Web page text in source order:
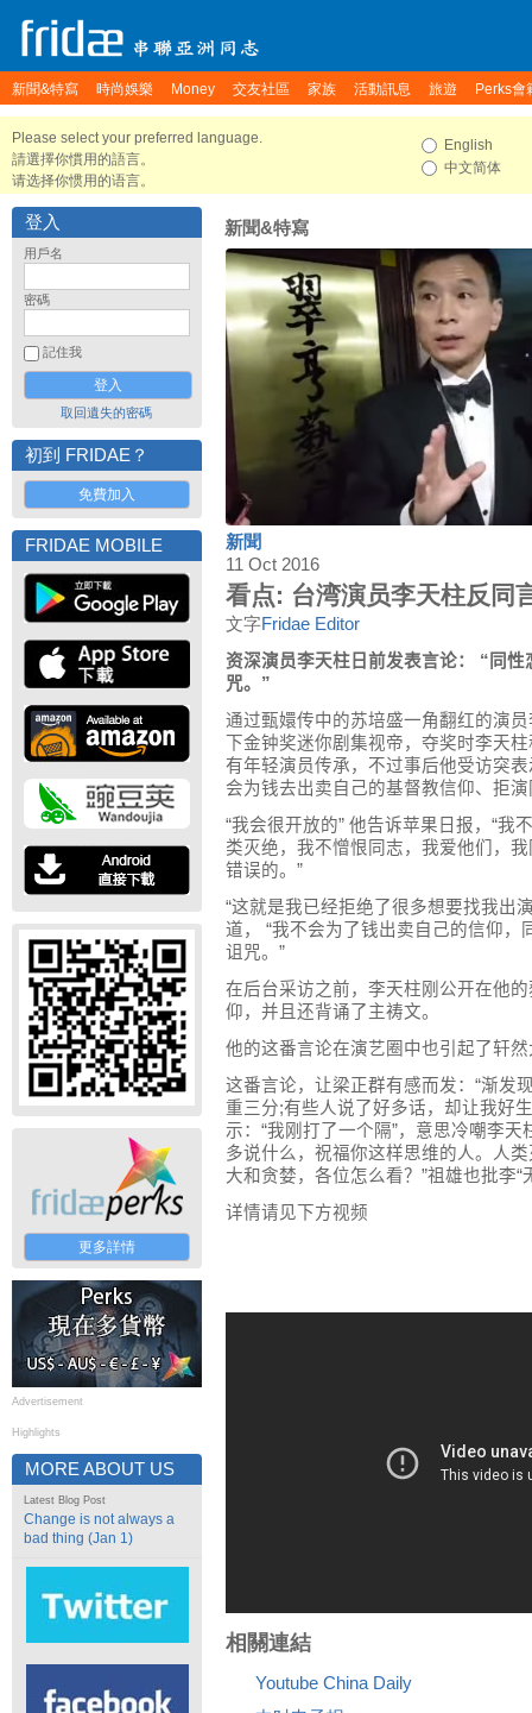
新聞&特寫 時尚娛樂 Money 交友社區 家族 活動訊息 旅遊 Perks會
Please select your preferred language.
請選擇你慣用的語言。
请选择你惯用的语言。
English
中文简体
登入
用戶名
密碼
記住我
取回遺失的密碼
初到 FRIDAE？
免費加入
FRIDAE MOBILE
更多詳情
Advertisement
Highlights
MORE ABOUT US
Latest Blog Post
Change is not always a
bad thing (Jan 1)
新聞&特寫
新聞
11 Oct 2016
看点: 台湾演员李天柱反同
文字Fridae Editor
资深演员李天柱日前发表言论： “同
咒。”
通过甄嬛传中的苏培盛一角翻红的演
下金钟奖迷你剧集视帝，夺奖时李天
有年轻演员传承，不过事后他受访突
会为钱去出卖自己的基督教信仰、拒
“我会很开放的” 他告诉苹果日报，“我
类灭绝，我不憎恨同志，我爱他们，
错误的。”
“这就是我已经拒绝了很多想要找我出
道， “我不会为了钱出卖自己的信仰
诅咒。”
在后台采访之前，李天柱刚公开在他
仰，并且还背诵了主祷文。
他的这番言论在演艺圈中也引起了轩
这番言论，让梁正群有感而发：“渐发
重三分;有些人说了好多话，却让我好
示：“我刚打了一个隔”，意思冷嘲李天
多说什么，祝福你这样思维的人。人
大和贪婪，各位怎么看？”祖雄也批李“
详情请见下方视频
相關連結
Youtube China Daily